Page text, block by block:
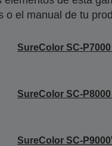
o el manual de tu
SureColor SC-P7000
SureColor SC-P8000
SureColor SC-